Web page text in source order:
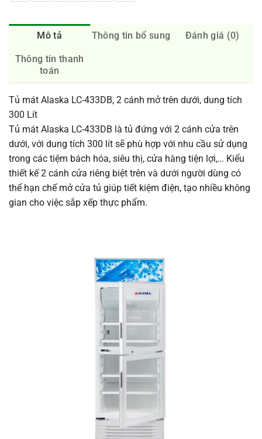
Mô tả Thông tin bổ sung Đánh giá (0)
Thông tin thanh
toán
Tủ mát Alaska LC-433DB, 2 cánh mở trên dưới, dung tích
300 Lít
Tủ mát Alaska LC-433DB là tủ đứng với 2 cánh cửa trên
dưới, với dung tích 300 lít sẽ phù hợp với nhu cầu sử dụng
trong các tiệm bách hóa, siêu thị, cửa hàng tiện lợi,… Kiểu
thiết kế 2 cánh cửa riêng biệt trên và dưới người dùng có
thể hạn chế mở cửa tủ giúp tiết kiệm điện, tạo nhiều không
gian cho việc sắp xếp thực phẩm.